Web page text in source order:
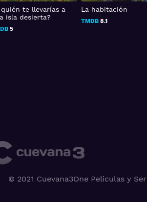
quién te llevarías a
isla desierta?
5
La habitación
TMDB8.1
© 2021 Cuevana3One Peliculas y